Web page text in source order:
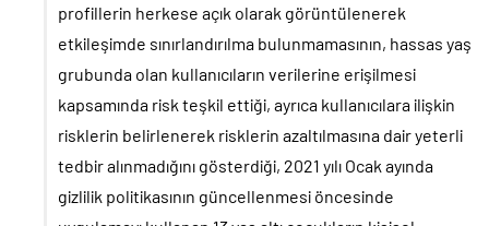
profillerin herkese açık olarak görüntülenerek
etkileşimde sınırlandırılma bulunmamasının, hassas yaş
grubunda olan kullanıcıların verilerine erişilmesi
kapsamında risk teşkil ettiği, ayrıca kullanıcılara ilişkin
risklerin belirlenerek risklerin azaltılmasına dair yeterli
tedbir alınmadığını gösterdiği, 2021 yılı Ocak ayında
gizlilik politikasının güncellenmesi öncesinde